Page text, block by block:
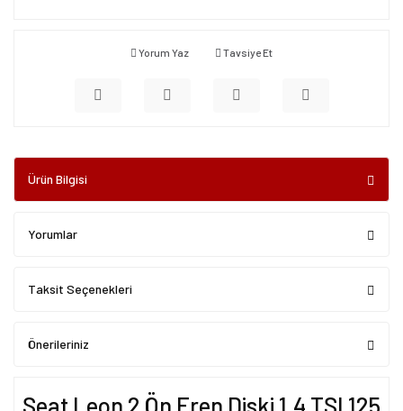
Yorum Yaz Tavsiye Et
Ürün Bilgisi
Yorumlar
Taksit Seçenekleri
Önerileriniz
Seat Leon 2 Ön Fren Diski 1.4 TSI 125